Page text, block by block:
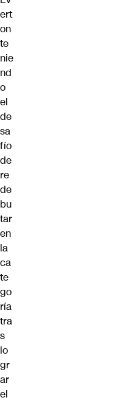
ert
on
te
nie
nd
o
el
de
sa
fío
de
re
de
bu
tar
en
la
ca
te
go
ría
tra
s
lo
gr
ar
el